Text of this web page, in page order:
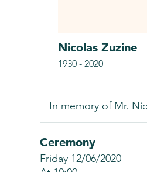
Nicolas Zuzine
1930 - 2020
In memory of Mr.
Ceremony
Friday 12/06/2020